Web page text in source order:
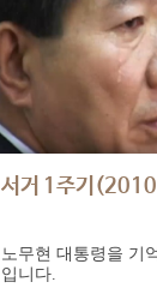
서거 1주기
노무현 대통령을 기
입니다.